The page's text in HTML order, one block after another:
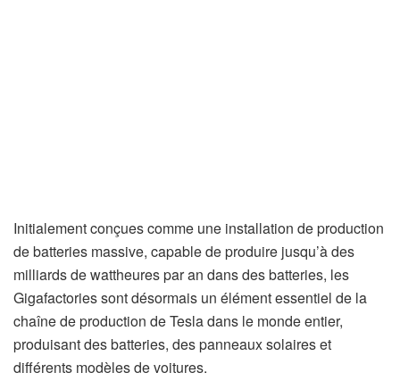
Initialement conçues comme une installation de production
de batteries massive, capable de produire jusqu’à des
milliards de wattheures par an dans des batteries, les
Gigafactories sont désormais un élément essentiel de la
chaîne de production de Tesla dans le monde entier,
produisant des batteries, des panneaux solaires et
différents modèles de voitures.